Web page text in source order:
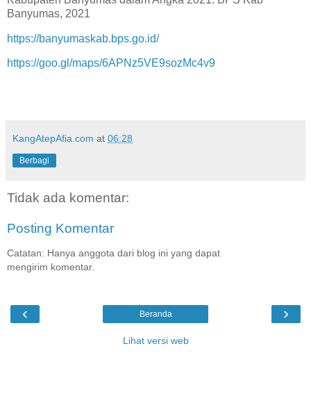
Banyumas, 2021
https://banyumaskab.bps.go.id/
https://goo.gl/maps/6APNz5VE9sozMc4v9
KangAtepAfia.com at 06:28
Berbagi
Tidak ada komentar:
Posting Komentar
Catatan: Hanya anggota dari blog ini yang dapat
mengirim komentar.
‹ ›
Beranda
Lihat versi web